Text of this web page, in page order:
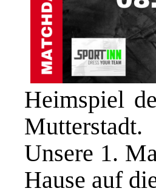
Heimspiel
Mutterstadt.
Unsere 1.
Hause auf